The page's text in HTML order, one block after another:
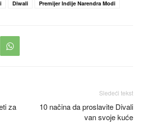
Diwali Premijer Indije Narendra Modi
za
Sledeći tekst
10 načina da proslavite Divali
van svoje kuće